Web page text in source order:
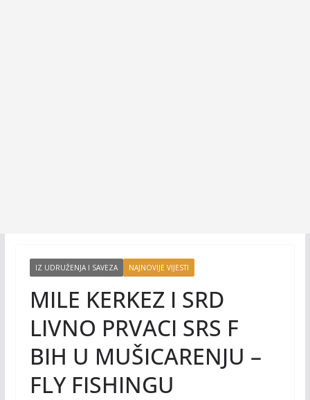
IZ UDRUŽENJA I SAVEZA NAJNOVIJE VIJESTI
MILE KERKEZ I SRD
LIVNO PRVACI SRS F
BIH U MUŠICARENJU –
FLY FISHINGU